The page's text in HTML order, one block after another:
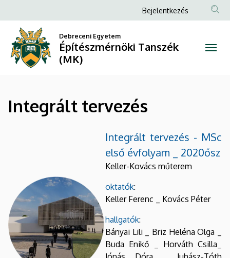
tervezés
Építészmérnöki
Tanszék
(MK)
a
tartalomra
Anonim
menüje
Bejelentkezés
Debreceni Egyetem
Építészmérnöki Tanszék
(MK)
Integrált tervezés
Integrált tervezés - MSc
első évfolyam _ 2020ősz
Keller-Kovács műterem
oktatók:
Keller Ferenc _ Kovács Péter
hallgatók:
Bányai Lili _ Briz Heléna Olga _
Buda Enikő _ Horváth Csilla_